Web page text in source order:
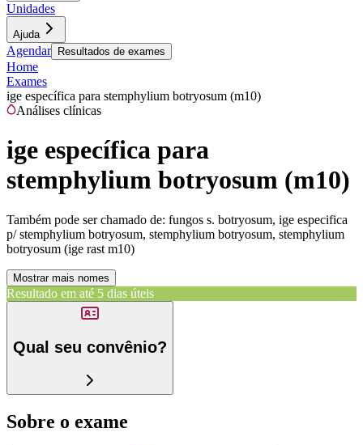
Unidades
Ajuda
Agendar Resultados de exames
Home
Exames
ige específica para stemphylium botryosum (m10)
Análises clínicas
ige específica para
stemphylium botryosum (m10)
Também pode ser chamado de: fungos s. botryosum, ige especifica
p/ stemphylium botryosum, stemphylium botryosum, stemphylium
botryosum (ige rast m10)
Mostrar mais nomes
Resultado em até 5 dias úteis
Qual seu convênio?
Sobre o exame